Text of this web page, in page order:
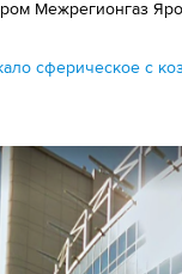
Межрегионгаз
сферическое с